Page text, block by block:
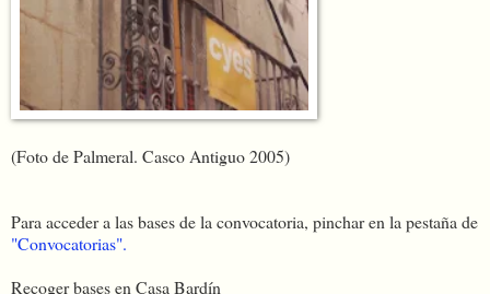
(Foto de Palmeral. Casco Antiguo 2005)
Para acceder a las bases de la convocatoria, pinchar en la pestaña de
"Convocatorias".
Recoger bases en Casa Bardín